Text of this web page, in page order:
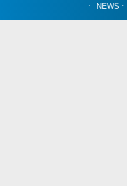
NEWS